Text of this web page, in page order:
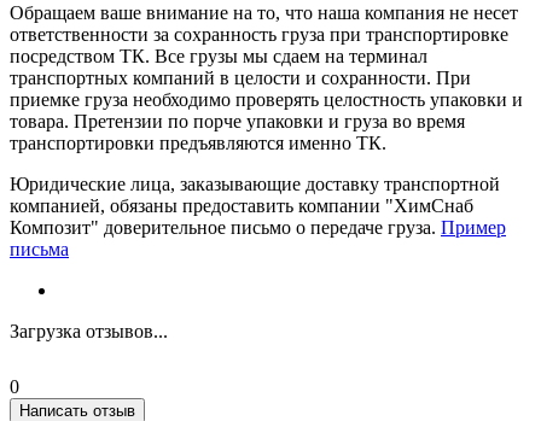
Обращаем ваше внимание на то, что наша компания не несет
ответственности за сохранность груза при транспортировке
посредством ТК. Все грузы мы сдаем на терминал
транспортных компаний в целости и сохранности. При
приемке груза необходимо проверять целостность упаковки и
товара. Претензии по порче упаковки и груза во время
транспортировки предъявляются именно ТК.
Юридические лица, заказывающие доставку транспортной
компанией, обязаны предоставить компании "ХимСнаб
Композит" доверительное письмо о передаче груза. Пример
письма
Загрузка отзывов...
0
Написать отзыв